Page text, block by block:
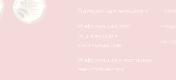
Виртуальная экскурсия
Информация для
акционеров и
стейкхолдеров
Информация о поставках
электроэнергии